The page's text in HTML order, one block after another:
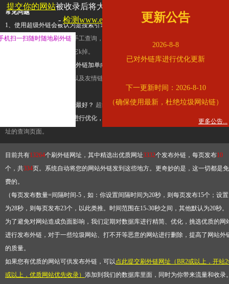
常见问题
1、使用超级外链会被认为是搜索引擎优化作弊吗？ 超级外链只是一个简便而集成
查询工具，模拟的是正常手工查询，不是作弊。如果是作弊，那您可以使用超级外
推广竞争对手的网址，让它k掉。
2、网站优化单纯依靠超级外链加单向链接可行吗？
链，需要结合普通的外链以及友情链接，您可以到站长论坛发布外链，到友情链接
3、如何使用超级外链效果最好？ 超级外链不同于普通的外链，它是动态的链接，
有频繁使用超级外链工具进行优化，才能获得稳定的外链
，最终使搜索引擎收录带
址的查询页面。
目前共有13264个刷外链网址，其中精选出优质网址3332个发布外链，每页发布10
个，共334页。系统自动将您的网站外链发到这些地方。更奇妙的是，这一切都是免
费的。
（每页发布数量=间隔时间-5，如：你设置间隔时间为20秒，则每页发布15个；设置
为28秒，则每页发布23个，以此类推。时间范围在15-30秒之间，其他默认为20秒
为了避免对网站造成负面影响，我们定期对数据库进行精简、优化，挑选优质的网
进行发布外链，对于一些垃圾网站、打不开等恶意的网站进行删除，提高了网站外
的质量。
如果您有优质的网站可供发布外链，可以点此提交刷外链网址（BR2或以上，开站
或以上，优质网站优先收录） 添加到我们的数据库里面，同时为你带来流量和收录
提交你的网站被收录后将大幅提升流量和外链，
- 检测www.elong.com是否收录更新公告
2026-8-8
已对外链库进行优化更新
下一更新时间：2026-8-10
（确保使用最新，杜绝垃圾网站链）
更多公告...
机扫一扫随时随地刷外链